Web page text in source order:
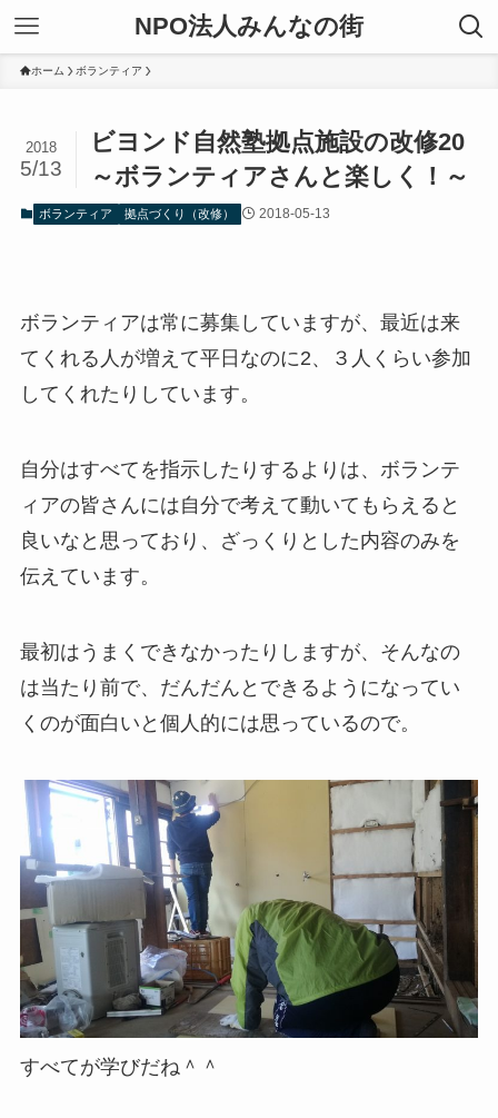
NPO法人みんなの街
ホーム ボランティア
ビヨンド自然塾拠点施設の改修20
～ボランティアさんと楽しく！～
2018
5/13
ボランティア 拠点づくり（改修） 2018-05-13
ボランティアは常に募集していますが、最近は来
てくれる人が増えて平日なのに2、３人くらい参加
してくれたりしています。
自分はすべてを指示したりするよりは、ボランテ
ィアの皆さんには自分で考えて動いてもらえると
良いなと思っており、ざっくりとした内容のみを
伝えています。
最初はうまくできなかったりしますが、そんなの
は当たり前で、だんだんとできるようになってい
くのが面白いと個人的には思っているので。
すべてが学びだね＾＾